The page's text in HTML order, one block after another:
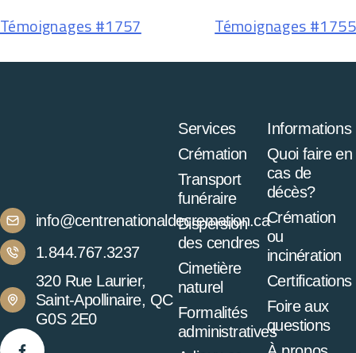
Témoignages #1757 Témoignages #1755
info@centrenationaldecremation.ca
1.844.767.3237
320 Rue Laurier,
Saint-Apollinaire, QC
G0S 2E0
Services
Crémation
Transport
funéraire
Dispersion
des cendres
Cimetière
naturel
Formalités
administratives
Informations
Quoi faire en
cas de
décès?
Crémation
ou
incinération
Certifications
Foire aux
questions